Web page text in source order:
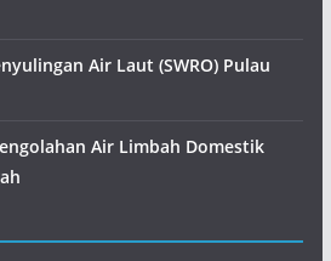
Air Laut (SWRO) Pulau
Air Limbah Domestik